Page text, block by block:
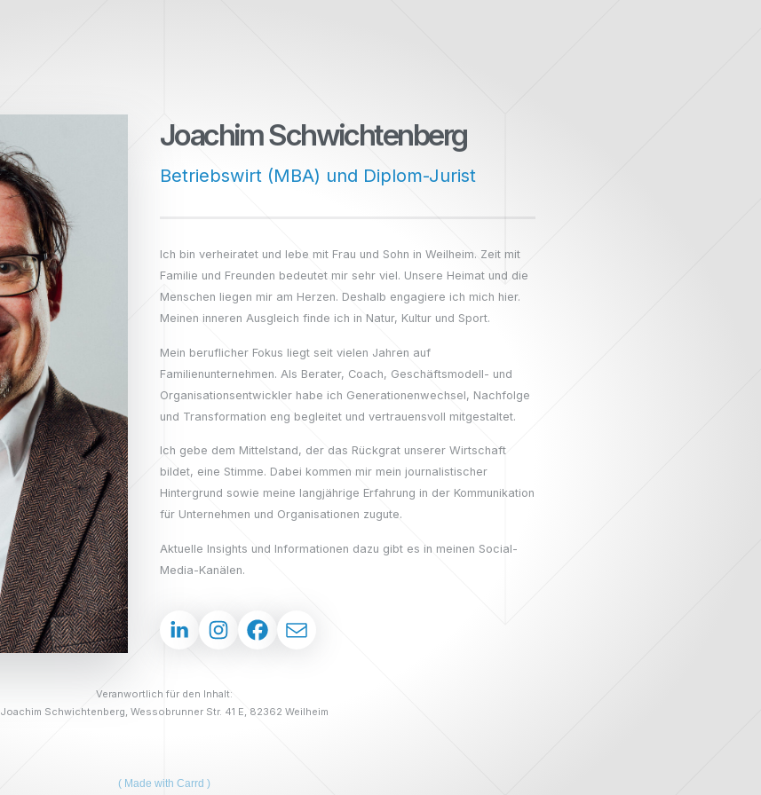
JoachimSchwichtenberg
Betriebswirt (MBA) und Diplom-Jurist
Ich bin verheiratet und lebe mit Frau und Sohn in Weilheim. Zeit mit
Familie und Freunden bedeutet mir sehr viel. Unsere Heimat und die
Menschen liegen mir am Herzen. Deshalb engagiere ich mich hier.
Meinen inneren Ausgleich finde ich in Natur, Kultur und Sport.
Mein beruflicher Fokus liegt seit vielen Jahren auf
Familienunternehmen. Als Berater, Coach, Geschäftsmodell- und
Organisationsentwickler habe ich Generationenwechsel, Nachfolge
und Transformation eng begleitet und vertrauensvoll mitgestaltet.
Ich gebe dem Mittelstand, der das Rückgrat unserer Wirtschaft
bildet, eine Stimme. Dabei kommen mir mein journalistischer
Hintergrund sowie meine langjährige Erfahrung in der Kommunikation
für Unternehmen und Organisationen zugute.
Aktuelle Insights und Informationen dazu gibt es in meinen Social-
Media-Kanälen.
Veranwortlich für den Inhalt:
Joachim Schwichtenberg, Wessobrunner Str. 41 E, 82362 Weilheim
Made with Carrd